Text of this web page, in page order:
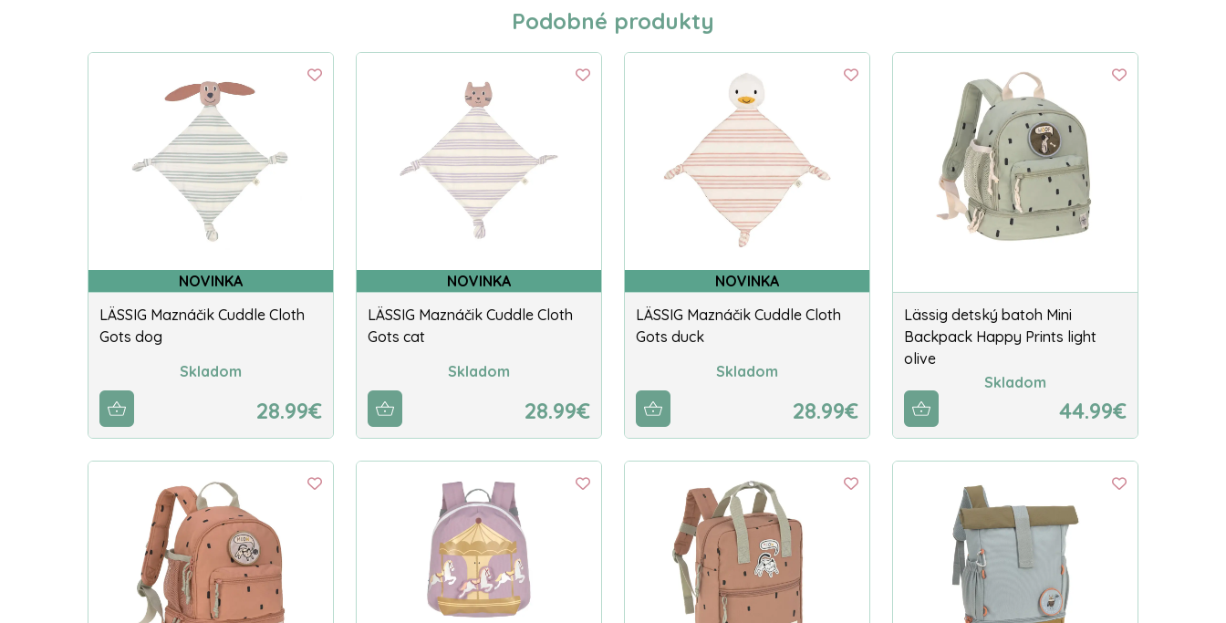
Podobné produkty
NOVINKA
LÄSSIG Maznáčik Cuddle Cloth
Gots dog
Skladom
28.99€
NOVINKA
LÄSSIG Maznáčik Cuddle Cloth
Gots cat
Skladom
28.99€
NOVINKA
LÄSSIG Maznáčik Cuddle Cloth
Gots duck
Skladom
28.99€
Lässig detský batoh Mini
Backpack Happy Prints light
olive
Skladom
44.99€